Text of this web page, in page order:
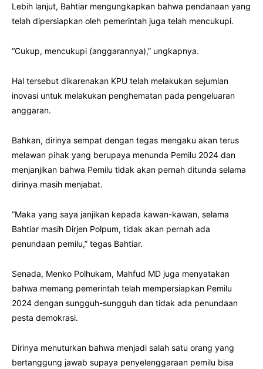
Lebih lanjut, Bahtiar mengungkapkan bahwa pendanaan yang
telah dipersiapkan oleh pemerintah juga telah mencukupi.
“Cukup, mencukupi (anggarannya),” ungkapnya.
Hal tersebut dikarenakan KPU telah melakukan sejumlan
inovasi untuk melakukan penghematan pada pengeluaran
anggaran.
Bahkan, dirinya sempat dengan tegas mengaku akan terus
melawan pihak yang berupaya menunda Pemilu 2024 dan
menjanjikan bahwa Pemilu tidak akan pernah ditunda selama
dirinya masih menjabat.
“Maka yang saya janjikan kepada kawan-kawan, selama
Bahtiar masih Dirjen Polpum, tidak akan pernah ada
penundaan pemilu,” tegas Bahtiar.
Senada, Menko Polhukam, Mahfud MD juga menyatakan
bahwa memang pemerintah telah mempersiapkan Pemilu
2024 dengan sungguh-sungguh dan tidak ada penundaan
pesta demokrasi.
Dirinya menuturkan bahwa menjadi salah satu orang yang
bertanggung jawab supaya penyelenggaraan pemilu bisa